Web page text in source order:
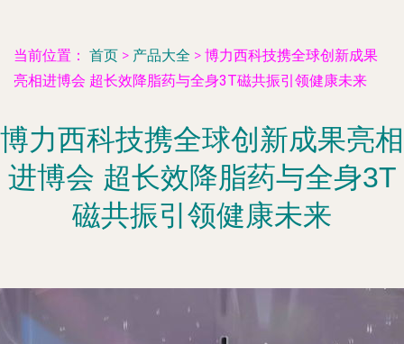
当前位置： 首页 > 产品大全 > 博力西科技携全球创新成果
亮相进博会 超长效降脂药与全身3T磁共振引领健康未来
博力西科技携全球创新成果亮相
进博会 超长效降脂药与全身3T
磁共振引领健康未来